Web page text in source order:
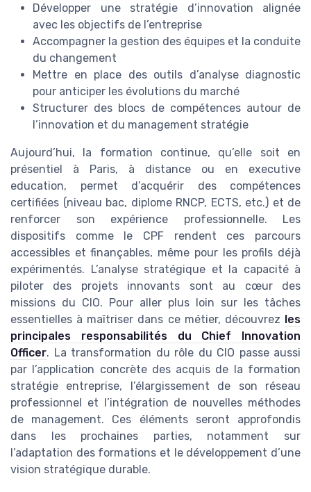
Développer une stratégie d’innovation alignée
avec les objectifs de l’entreprise
Accompagner la gestion des équipes et la conduite
du changement
Mettre en place des outils d’analyse diagnostic
pour anticiper les évolutions du marché
Structurer des blocs de compétences autour de
l’innovation et du management stratégie
Aujourd’hui, la formation continue, qu’elle soit en
présentiel à Paris, à distance ou en executive
education, permet d’acquérir des compétences
certifiées (niveau bac, diplome RNCP, ECTS, etc.) et de
renforcer son expérience professionnelle. Les
dispositifs comme le CPF rendent ces parcours
accessibles et finançables, même pour les profils déjà
expérimentés. L’analyse stratégique et la capacité à
piloter des projets innovants sont au cœur des
missions du CIO. Pour aller plus loin sur les tâches
essentielles à maîtriser dans ce métier, découvrez les
principales responsabilités du Chief Innovation
Officer. La transformation du rôle du CIO passe aussi
par l’application concrète des acquis de la formation
stratégie entreprise, l’élargissement de son réseau
professionnel et l’intégration de nouvelles méthodes
de management. Ces éléments seront approfondis
dans les prochaines parties, notamment sur
l’adaptation des formations et le développement d’une
vision stratégique durable.